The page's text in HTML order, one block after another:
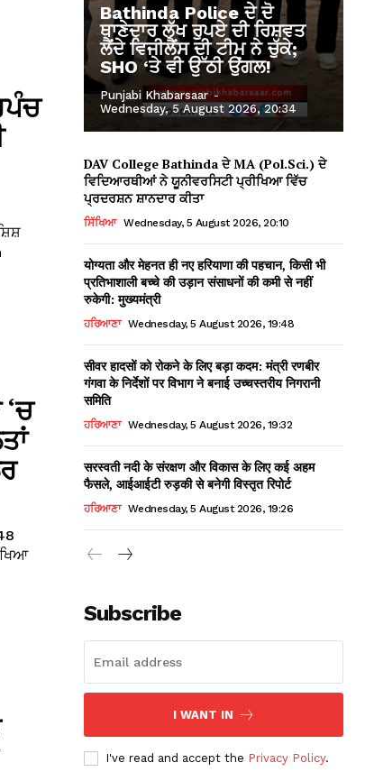
Bathinda Police ਦੇ ਦੋ
ਥਾਣੇਦਾਰ ਲੱਖ ਰੁਪਏ ਦੀ ਰਿਸ਼ਵਤ
ਲੈਂਦੇ ਵਿਜੀਲੈਂਸ ਦੀ ਟੀਮ ਨੇ ਚੁੱਕੇ;
SHO ‘ਤੇ ਵੀ ਉੱਠੀ ਉਂਗਲ!
Punjabi Khabarsaar -
Wednesday, 5 August 2026, 20:34
DAV College Bathinda ਦੇ MA (Pol.Sci.) ਦੇ
ਵਿਦਿਆਰਥੀਆਂ ਨੇ ਯੂਨੀਵਰਸਿਟੀ ਪ੍ਰੀਖਿਆ ਵਿੱਚ
ਪ੍ਰਦਰਸ਼ਨ ਸ਼ਾਨਦਾਰ ਕੀਤਾ
ਸਿੱਖਿਆ Wednesday, 5 August 2026, 20:10
योग्यता और मेहनत ही नए हरियाणा की पहचान, किसी भी
प्रतिभाशाली बच्चे की उड़ान संसाधनों की कमी से नहीं
रुकेगी: मुख्यमंत्री
ਹਰਿਆਣਾ Wednesday, 5 August 2026, 19:48
सीवर हादसों को रोकने के लिए बड़ा कदम: मंत्री रणबीर
गंगवा के निर्देशों पर विभाग ने बनाई उच्चस्तरीय निगरानी
समिति
ਹਰਿਆਣਾ Wednesday, 5 August 2026, 19:32
सरस्वती नदी के संरक्षण और विकास के लिए कई अहम
फैसले, आईआईटी रुड़की से बनेगी विस्तृत रिपोर्ट
ਹਰਿਆਣਾ Wednesday, 5 August 2026, 19:26
Subscribe
I WANT IN
I've read and accept the Privacy Policy.